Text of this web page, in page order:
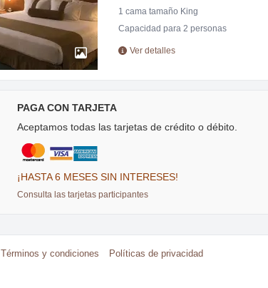
1 cama tamaño King
Capacidad para 2 personas
Ver detalles
PAGA CON TARJETA
Aceptamos todas las tarjetas de crédito o débito.
¡HASTA 6 MESES SIN INTERESES!
Consulta las tarjetas participantes
Términos y condiciones Políticas de privacidad